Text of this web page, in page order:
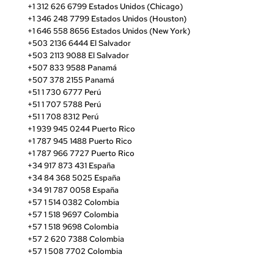
+1 312 626 6799 Estados Unidos (Chicago)
+1 346 248 7799 Estados Unidos (Houston)
+1 646 558 8656 Estados Unidos (New York)
+503 2136 6444 El Salvador
+503 2113 9088 El Salvador
+507 833 9588 Panamá
+507 378 2155 Panamá
+51 1 730 6777 Perú
+51 1 707 5788 Perú
+51 1 708 8312 Perú
+1 939 945 0244 Puerto Rico
+1 787 945 1488 Puerto Rico
+1 787 966 7727 Puerto Rico
+34 917 873 431 España
+34 84 368 5025 España
+34 91 787 0058 España
+57 1 514 0382 Colombia
+57 1 518 9697 Colombia
+57 1 518 9698 Colombia
+57 2 620 7388 Colombia
+57 1 508 7702 Colombia